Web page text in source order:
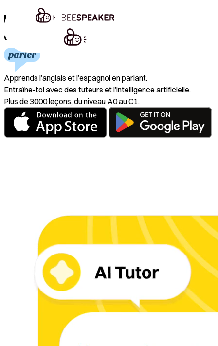
La première application
d’apprentissage de l’anglais qui te fait
parler
Apprends l’anglais et l’espagnol en parlant.
Entraîne-toi avec des tuteurs et l’intelligence artificielle.
Plus de 3000 leçons, du niveau A0 au C1.